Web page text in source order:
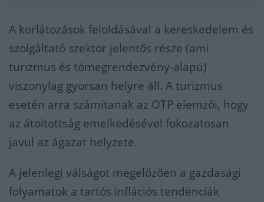
A korlátozások feloldásával a kereskedelem és
szolgáltató szektor jelentős része (ami
turizmus és tömegrendezvény-alapú)
viszonylag gyorsan helyre áll. A turizmus
esetén arra számítanak az OTP elemzői, hogy
az átoltottság emelkedésével fokozatosan
javul az ágazat helyzete.
A jelenlegi válságot megelőzően a gazdasági
folyamatok a tartós inflációs tendenciák